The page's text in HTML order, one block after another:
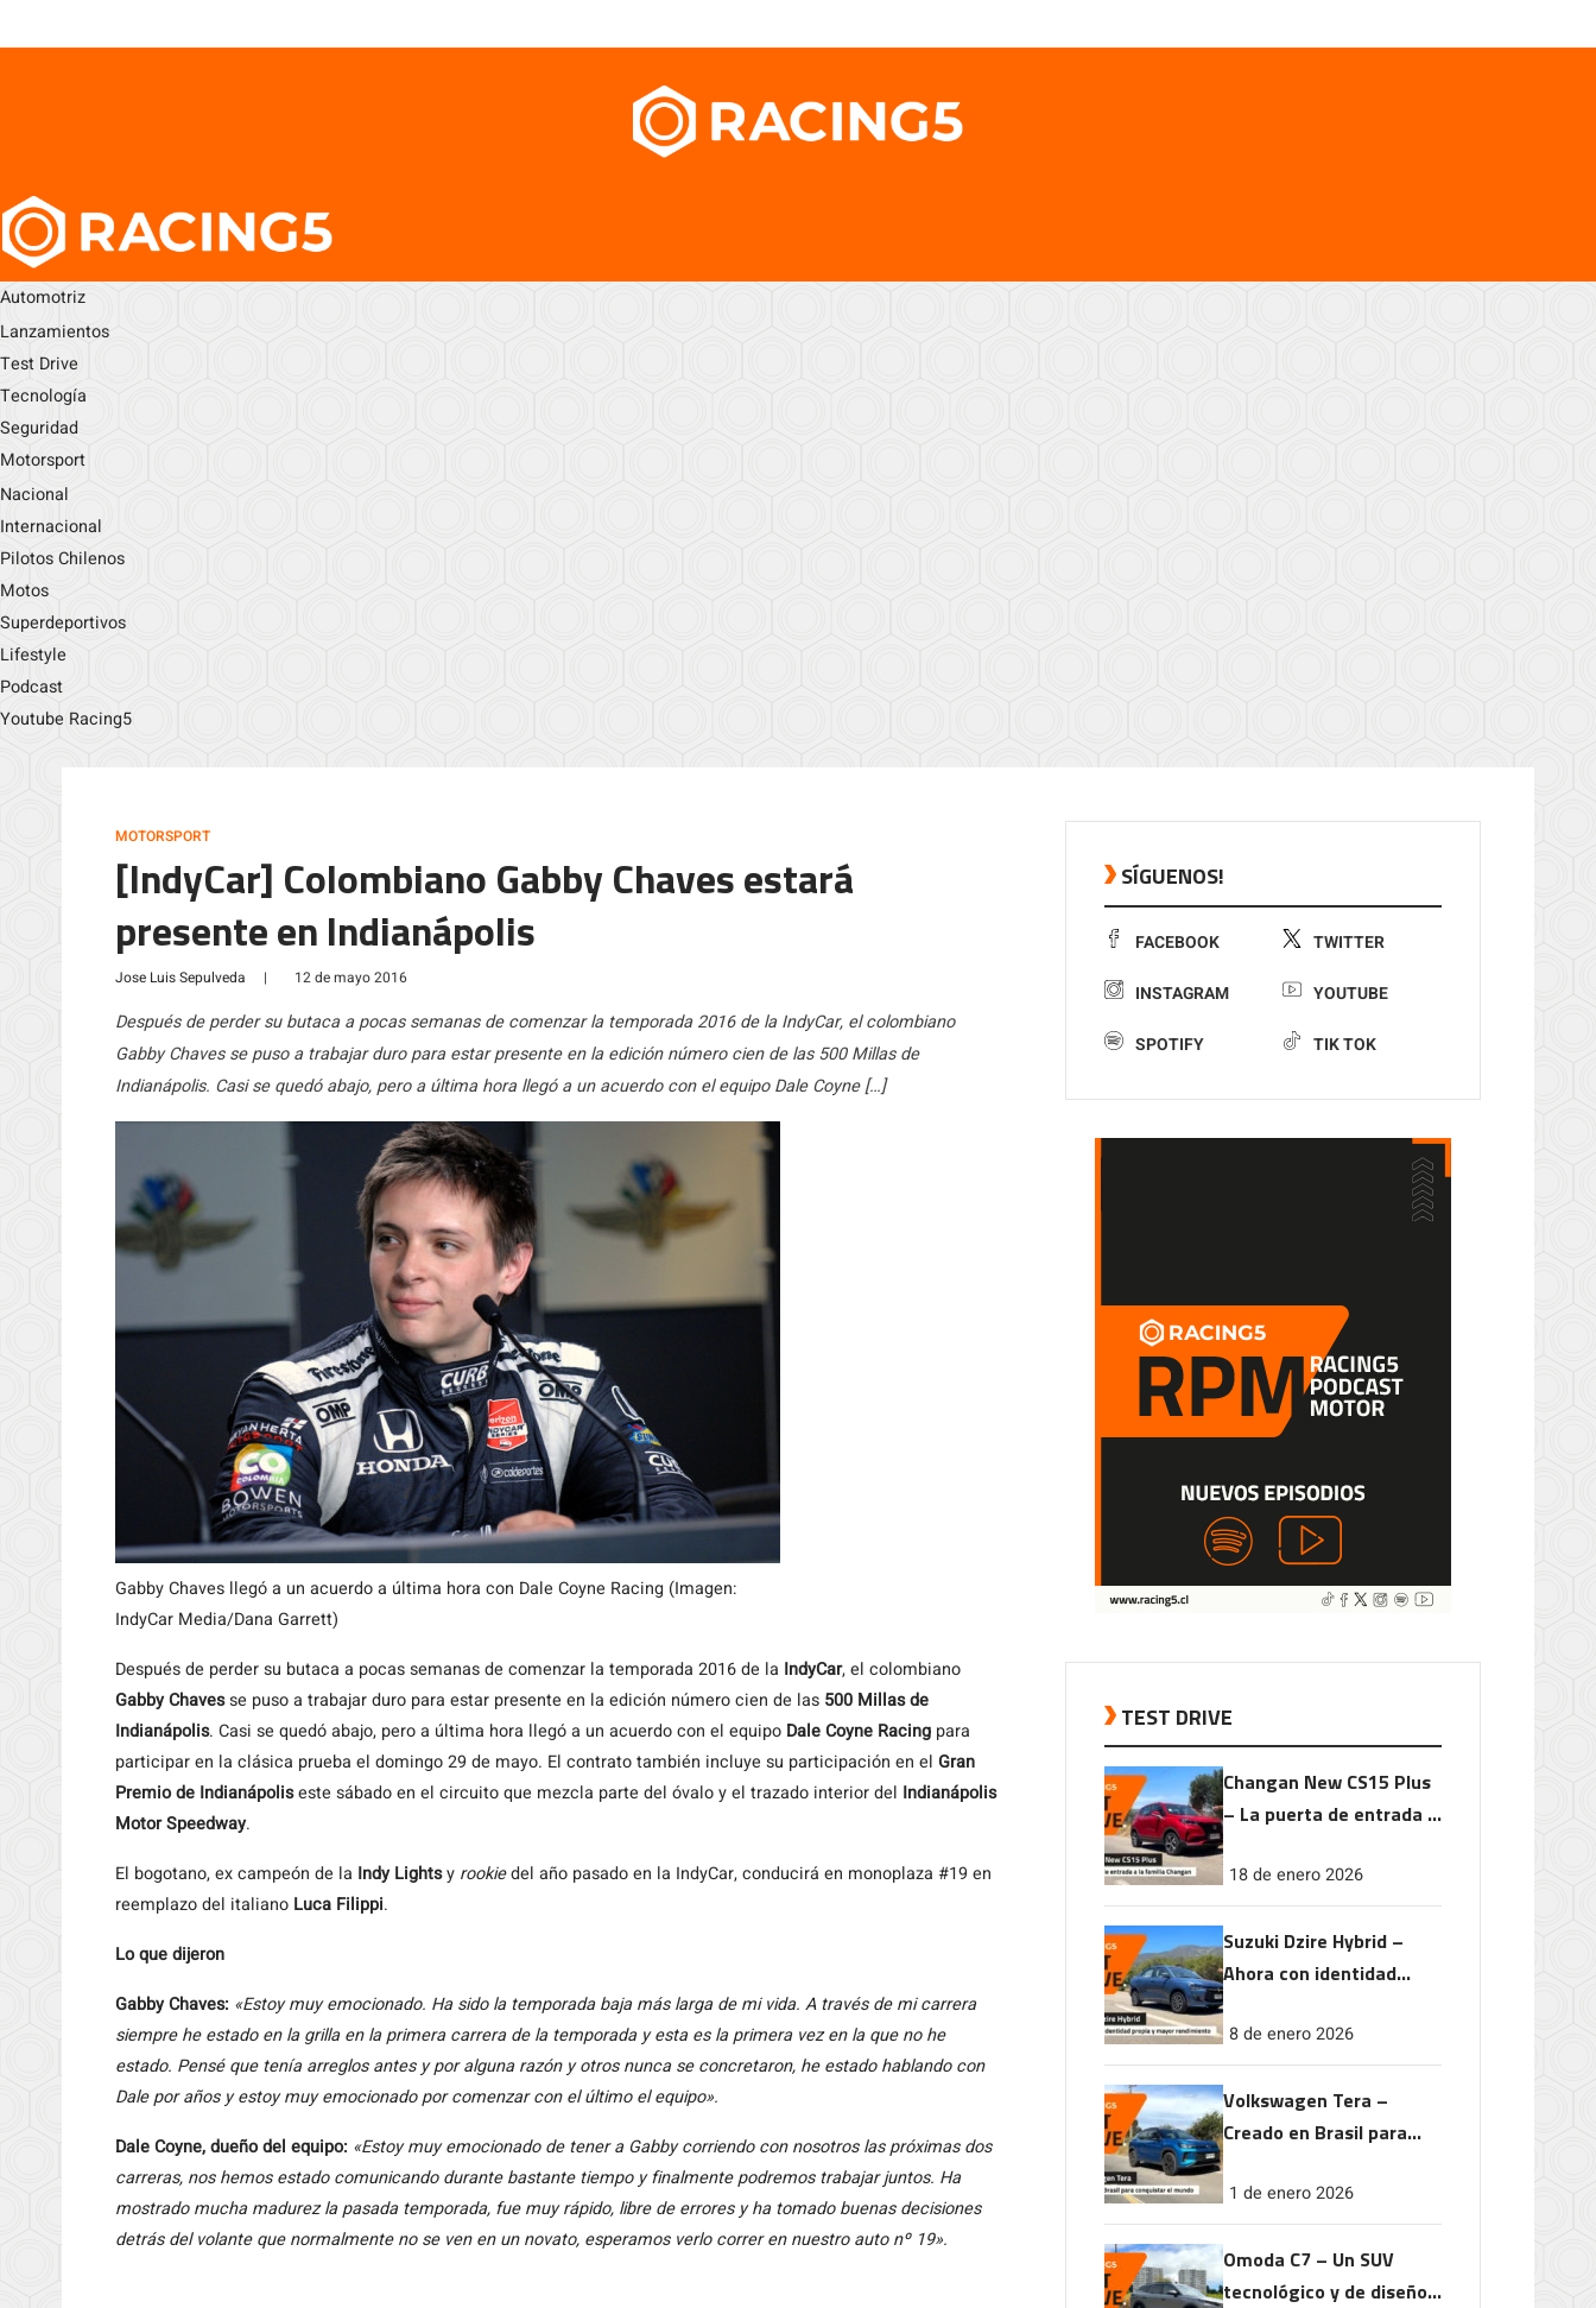
Automotriz
Lanzamientos
Test Drive
Tecnología
Seguridad
Motorsport
Nacional
Internacional
Pilotos Chilenos
Motos
Superdeportivos
Lifestyle
Podcast
Youtube Racing5
MOTORSPORT
[IndyCar] Colombiano Gabby Chaves estará
presente en Indianápolis
Jose Luis Sepulveda | 12 de mayo 2016
Después de perder su butaca a pocas semanas de comenzar la temporada 2016 de la IndyCar, el colombiano
Gabby Chaves se puso a trabajar duro para estar presente en la edición número cien de las 500 Millas de
Indianápolis. Casi se quedó abajo, pero a última hora llegó a un acuerdo con el equipo Dale Coyne […]
Gabby Chaves llegó a un acuerdo a última hora con Dale Coyne Racing (Imagen:
IndyCar Media/Dana Garrett)
Después de perder su butaca a pocas semanas de comenzar la temporada 2016 de la IndyCar, el colombiano
Gabby Chavesse puso a trabajar duro para estar presente en la edición número cien de las 500 Millas de
Indianápolis. Casi se quedó abajo, pero a última hora llegó a un acuerdo con el equipo Dale Coyne Racing para
participar en la clásica prueba el domingo 29 de mayo. El contrato también incluye su participación en el Gran
Premio de Indianápoliseste sábado en el circuito que mezcla parte del óvalo y el trazado interior del Indianápolis
Motor Speedway.
El bogotano, ex campeón de la Indy Lightsy rookiedel año pasado en la IndyCar, conducirá en monoplaza #19 en
reemplazo del italiano Luca Filippi.
Lo que dijeron
Gabby Chaves: «Estoy muy emocionado. Ha sido la temporada baja más larga de mi vida. A través de mi carrera
siempre he estado en la grilla en la primera carrera de la temporada y esta es la primera vez en la que no he
estado. Pensé que tenía arreglos antes y por alguna razón y otros nunca se concretaron, he estado hablando con
Dale por años y estoy muy emocionado por comenzar con el último el equipo».
Dale Coyne, dueño del equipo: «Estoy muy emocionado de tener a Gabby corriendo con nosotros las próximas dos
carreras, nos hemos estado comunicando durante bastante tiempo y finalmente podremos trabajar juntos. Ha
mostrado mucha madurez la pasada temporada, fue muy rápido, libre de errores y ha tomado buenas decisiones
detrás del volante que normalmente no se ven en un novato, esperamos verlo correr en nuestro auto nº 19».
SÍGUENOS!
FACEBOOK TWITTER
INSTAGRAM YOUTUBE
SPOTIFY TIK TOK
TEST DRIVE
Changan New CS15 Plus
– La puerta de entrada a
18 de enero 2026
Suzuki Dzire Hybrid –
Ahora con identidad
rendimiento
8 de enero 2026
Volkswagen Tera –
Creado en Brasil para
1 de enero 2026
Omoda C7 – Un SUV
tecnológico y de diseño